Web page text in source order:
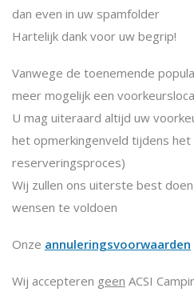
dan even in uw spamfolder
Hartelijk dank voor uw begrip!
Vanwege de toenemende
meer mogelijk een
U mag uiteraard altijd uw
het opmerkingenveld tijdens het
reserveringsproces)
Wij zullen ons uiterste best
wensen te voldoen
Onze annuleringsvoorwaarden
Wij accepteren geen ACSI